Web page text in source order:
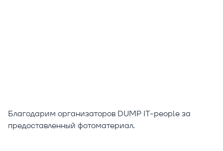
Благодарим организаторов DUMP IT-people за
предоставленный фотоматериал.